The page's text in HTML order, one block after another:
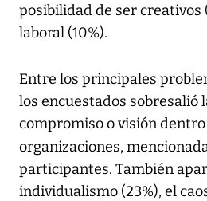
posibilidad de ser creativos
laboral (10%).
Entre los principales
los encuestados sobresalió
compromiso o visión dentro
organizaciones,
participantes. También
individualismo (23%), el